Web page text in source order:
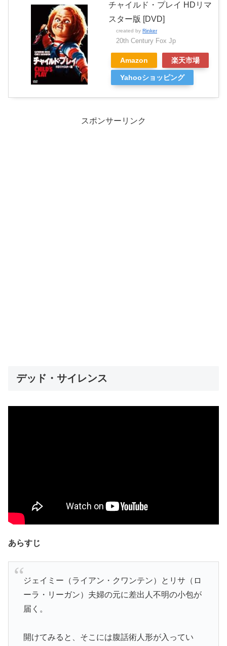
チャイルド・プレイ HDリマ
スター版 [DVD]
created by Rinker
20th Century Fox Jp
Amazon 楽天市場
Yahooショッピング
スポンサーリンク
デッド・サイレンス
あらすじ
ジェイミー（ライアン・クワンテン）とリサ（ロ
ーラ・リーガン）夫婦の元に差出人不明の小包が
届く。
開けてみると、そこには腹話術人形が入ってい